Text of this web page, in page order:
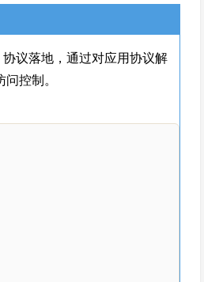
议落地，通过对应用协议解
控制。